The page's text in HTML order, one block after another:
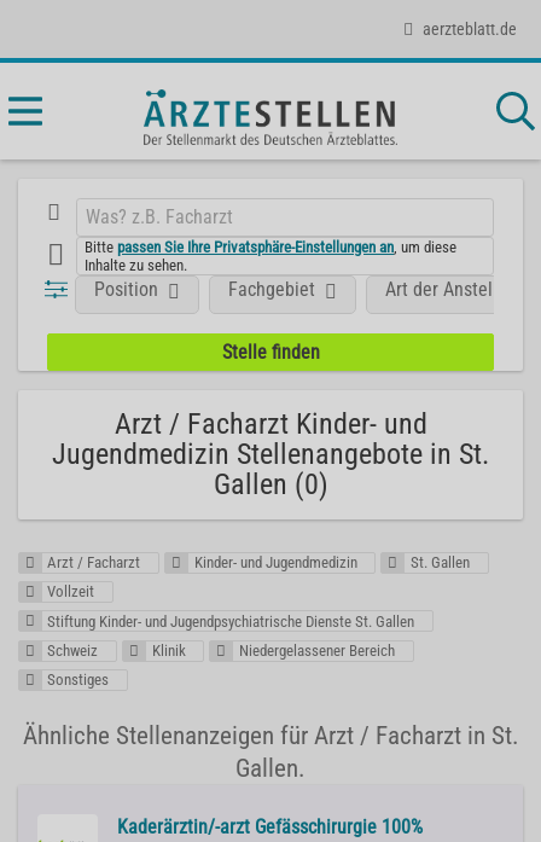
aerzteblatt.de
Bittepassen Sie Ihre Privatsphäre-Einstellungen an , um diese
Inhalte zu sehen.
Position Fachgebiet Art der Anstellung
Arzt / Facharzt Kinder- und
Jugendmedizin Stellenangebote in St.
Gallen (0)
Arzt / Facharzt Kinder- und Jugendmedizin
St. Gallen
Vollzeit
Stiftung Kinder- und Jugendpsychiatrische Dienste St. Gallen
Schweiz
Klinik
Niedergelassener Bereich
Sonstiges
Ähnliche Stellenanzeigen für Arzt / Facharzt in St.
Gallen.
Kaderärztin/-arzt Gefässchirurgie 100%